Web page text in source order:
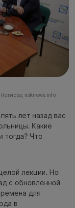
nsknews.info
лет назад вас
Какие
тогда? Что
лекции. Но
с обновлённой
для
в